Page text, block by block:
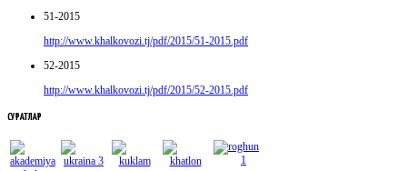
51-2015
http://www.khalkovozi.tj/pdf/2015/51-2015.pdf
52-2015
http://www.khalkovozi.tj/pdf/2015/52-2015.pdf
СУРАТЛАР